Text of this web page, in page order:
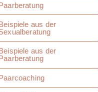
aus der
aus der